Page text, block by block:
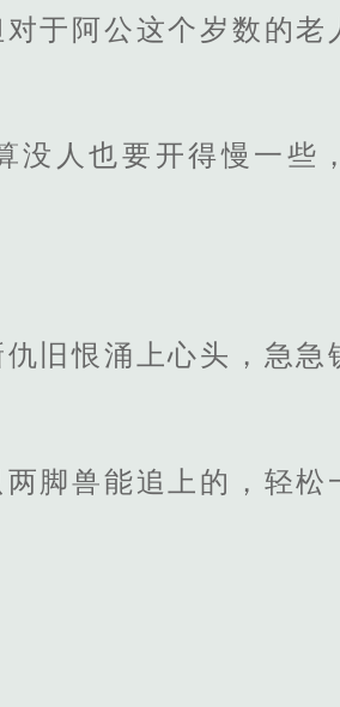
于阿公这个岁数的老
没人也要开得慢一些
旧恨涌上心头，急急
脚兽能追上的，轻松